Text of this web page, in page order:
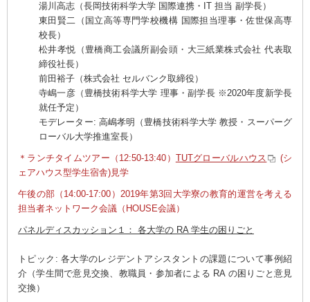
湯川高志（長岡技術科学大学 国際連携・IT 担当 副学長）
東田賢二（国立高等専門学校機構 国際担当理事・佐世保高専
校長）
松井孝悦（豊橋商工会議所副会頭・大三紙業株式会社 代表取
締役社長）
前田裕子（株式会社 セルバンク取締役）
寺嶋一彦（豊橋技術科学大学 理事・副学長 ※2020年度新学長
就任予定）
モデレーター: 高嶋孝明（豊橋技術科学大学 教授・スーパーグ
ローバル大学推進室長）
＊ランチタイムツアー（12:50-13:40） TUTグローバルハウス
(シ
ェアハウス型学生宿舎)見学
午後の部（14:00-17:00）2019年第3回大学寮の教育的運営を考える
担当者ネットワーク会議（HOUSE会議）
パネルディスカッション１： 各大学の RA 学生の困りごと
トピック: 各大学のレジデントアシスタントの課題について事例紹
介（学生間で意見交換、教職員・参加者による RA の困りごと意見
交換）